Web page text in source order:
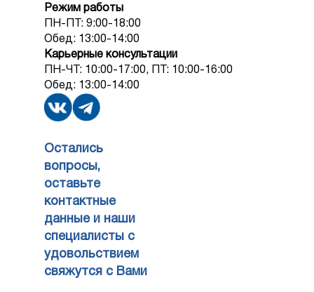
Режим работы
ПН-ПТ: 9:00-18:00
Обед: 13:00-14:00
Карьерные консультации
ПН-ЧТ: 10:00-17:00, ПТ: 10:00-16:00
Обед: 13:00-14:00
Остались
вопросы,
оставьте
контактные
данные и наши
специалисты с
удовольствием
свяжутся с Вами